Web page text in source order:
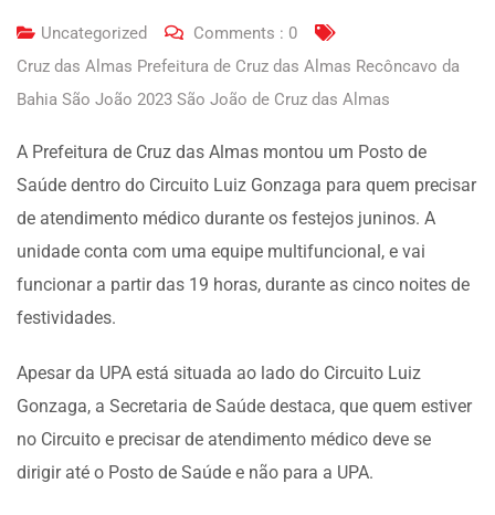
Uncategorized Comments : 0
Cruz das Almas Prefeitura de Cruz das Almas Recôncavo da
Bahia São João 2023 São João de Cruz das Almas
A Prefeitura de Cruz das Almas montou um Posto de
Saúde dentro do Circuito Luiz Gonzaga para quem precisar
de atendimento médico durante os festejos juninos. A
unidade conta com uma equipe multifuncional, e vai
funcionar a partir das 19 horas, durante as cinco noites de
festividades.
Apesar da UPA está situada ao lado do Circuito Luiz
Gonzaga, a Secretaria de Saúde destaca, que quem estiver
no Circuito e precisar de atendimento médico deve se
dirigir até o Posto de Saúde e não para a UPA.